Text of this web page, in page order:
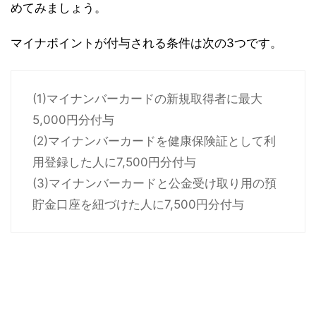
めてみましょう。
マイナポイントが付与される条件は次の3つです。
(1)マイナンバーカードの新規取得者に最大
5,000円分付与
(2)マイナンバーカードを健康保険証として利
用登録した人に7,500円分付与
(3)マイナンバーカードと公金受け取り用の預
貯金口座を紐づけた人に7,500円分付与